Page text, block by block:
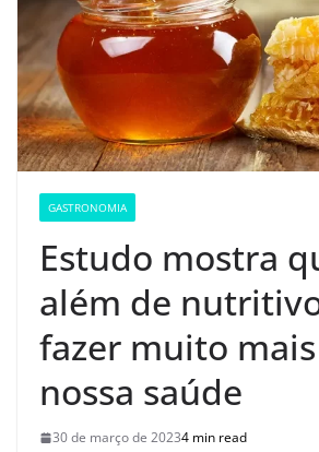
GASTRONOMIA
Estudo mostra
além de
fazer muito
nossa saúde
30 de março de 20234 min read